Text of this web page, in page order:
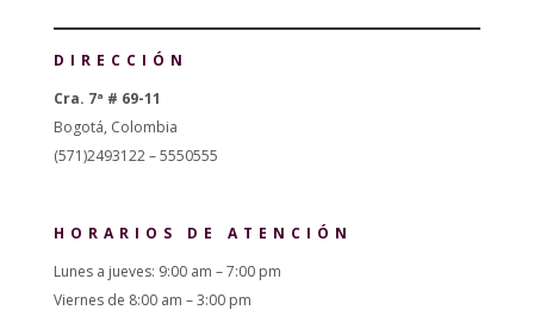
DIRECCIÓN
Cra. 7ª # 69-11
Bogotá, Colombia
(571)2493122 – 5550555
HORARIOS DE ATENCIÓN
Lunes a jueves: 9:00 am – 7:00 pm
Viernes de 8:00 am – 3:00 pm